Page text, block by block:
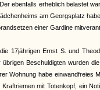
ebenfalls erheblich belastet
am Georgsplatz
einer Gardine
17jährigen Ernst S. und
Beschuldigten wurden
Wohnung habe
mit Totenkopf, ein